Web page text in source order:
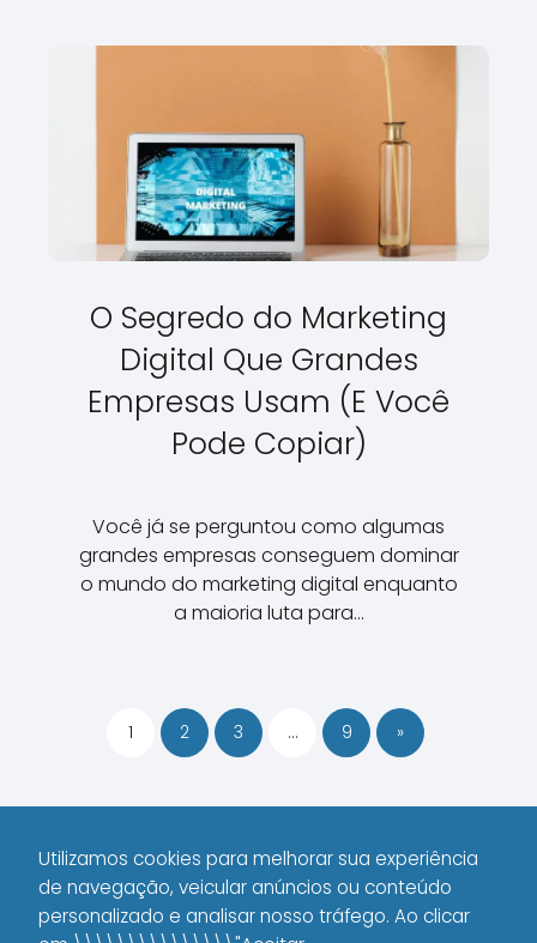
O Segredo do Marketing
Digital Que Grandes
Empresas Usam (E Você
Pode Copiar)
Você já se perguntou como algumas
grandes empresas conseguem dominar
o mundo do marketing digital enquanto
a maioria luta para…
1 2 3 … 9 »
Marketing Digital
Utilizamos cookies para melhorar sua experiência
de navegação, veicular anúncios ou conteúdo
personalizado e analisar nosso tráfego. Ao clicar